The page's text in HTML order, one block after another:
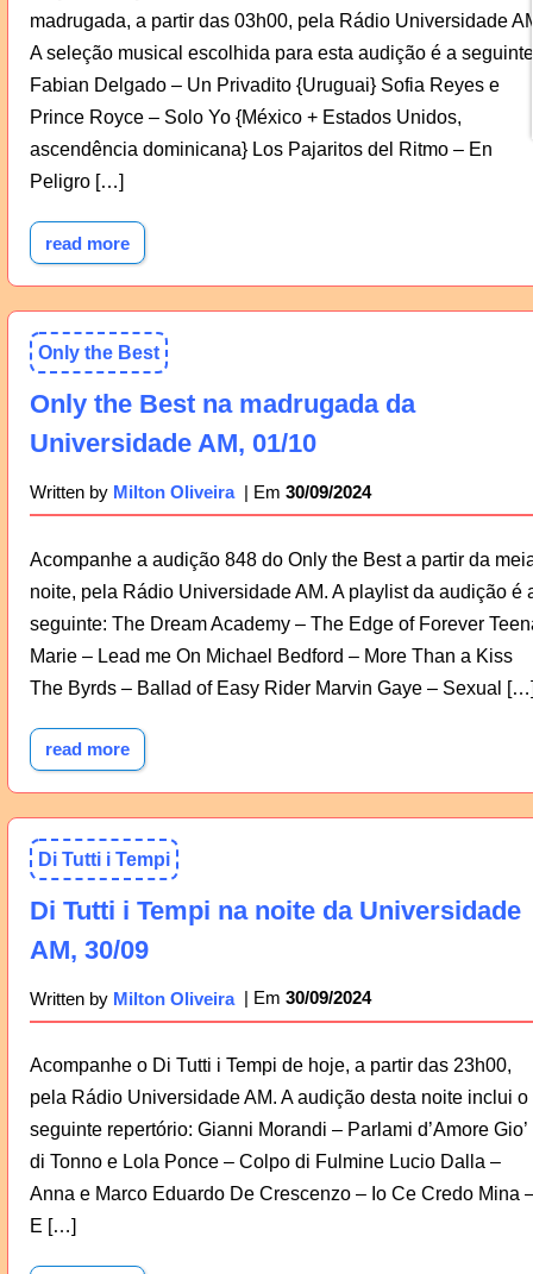
madrugada, a partir das 03h00, pela Rádio Universidade
A seleção musical escolhida para esta audição é a
Fabian Delgado – Un Privadito {Uruguai} Sofia Reyes e
Prince Royce – Solo Yo {México + Estados Unidos,
ascendência dominicana} Los Pajaritos del Ritmo – En
Peligro […]
read more
Only the Best
Only the Best na madrugada da
Universidade AM, 01/10
Written by Milton Oliveira 30/09/2024
Acompanhe a audição 848 do Only the Best a partir da
noite, pela Rádio Universidade AM. A playlist da audição é
seguinte: The Dream Academy – The Edge of Forever
Marie – Lead me On Michael Bedford – More Than a Kiss
The Byrds – Ballad of Easy Rider Marvin Gaye – Sexual
read more
Di Tutti i Tempi
Di Tutti i Tempi na noite da Universidade
AM, 30/09
Written by Milton Oliveira 30/09/2024
Acompanhe o Di Tutti i Tempi de hoje, a partir das 23h00,
pela Rádio Universidade AM. A audição desta noite inclui o
seguinte repertório: Gianni Morandi – Parlami d’Amore Gio’
di Tonno e Lola Ponce – Colpo di Fulmine Lucio Dalla –
Anna e Marco Eduardo De Crescenzo – Io Ce Credo Mina
E […]